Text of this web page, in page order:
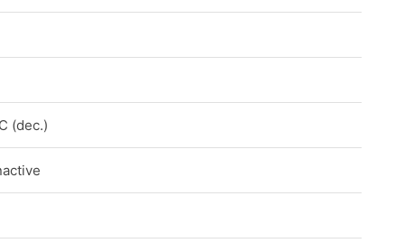
(dec.)